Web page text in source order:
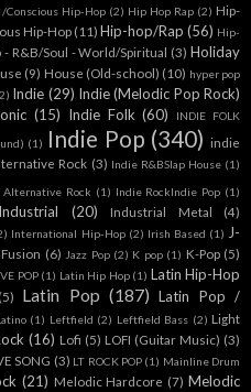
/Conscious Hip-Hop (2) Hip Hop Rap (2) Hip-
Hip-Hop (11) Hip-hop/Rap (56) Hip-
- R&B/Soul - World/Spiritual (3) Holiday
(9) House (Old-school) (10) hyper pop
Indie (29) Indie (Melodic Pop Rock)
(15) Indie Folk (60) INDIE FOLK
(1) Indie Pop (340) indie
Rock (3) Indie R&BSlap House (1)
Alternative Rock (1) Indie RockIndie Pop (1)
Industrial (20) Industrial Metal
(4)
International Hip-Hop (2) Irish Based (1) J-
Fusion (6) Jazz Pop (2) K pop (1) K-Pop (5)
POP (1) Latin Hip Hop (1) Latin Hip-Hop
(5) Latin Pop (187) Latin Pop /
(1) Leftfield (2) Leftfield Bass (2) Light
(16) Lofi (5) LOFI (Guitar Music) (3)
SONG (3) LT ROCK POP (1) Mainline Drum
(21) Melodic Hardcore (7) Melodic